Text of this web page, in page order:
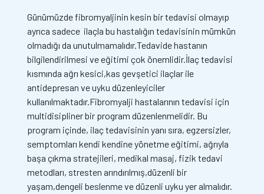
Günümüzde fibromyaljinin kesin bir tedavisi olmayıp
ayrıca sadece ilaçla bu hastalığın tedavisinin mümkün
olmadığı da unutulmamalıdır.Tedavide hastanın
bilgilendirilmesi ve eğitimi çok önemlidir.İlaç tedavisi
kısmında ağrı kesici,kas gevşetici ilaçlar ile
antidepresan ve uyku düzenleyiciler
kullanılmaktadır.Fibromyalji hastalarının tedavisi için
multidisipliner bir program düzenlenmelidir. Bu
program içinde, ilaç tedavisinin yanı sıra, egzersizler,
semptomları kendi kendine yönetme eğitimi, ağrıyla
başa çıkma stratejileri, medikal masaj, fizik tedavi
metodları, stresten arındırılmış,düzenli bir
yaşam,dengeli beslenme ve düzenli uyku yer almalıdır.